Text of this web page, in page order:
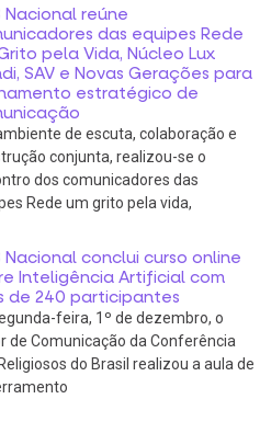
Nacional reúne
das equipes Rede
pela Vida, Núcleo Lux
SAV e Novas Gerações para
estratégico de
de escuta, colaboração e
conjunta, realizou-se o
dos comunicadores das
Rede um grito pela vida,
Nacional conclui curso online
Inteligência Artificial com
de 240 participantes
feira, 1º de dezembro, o
de Comunicação da Conferência
do Brasil realizou a aula de